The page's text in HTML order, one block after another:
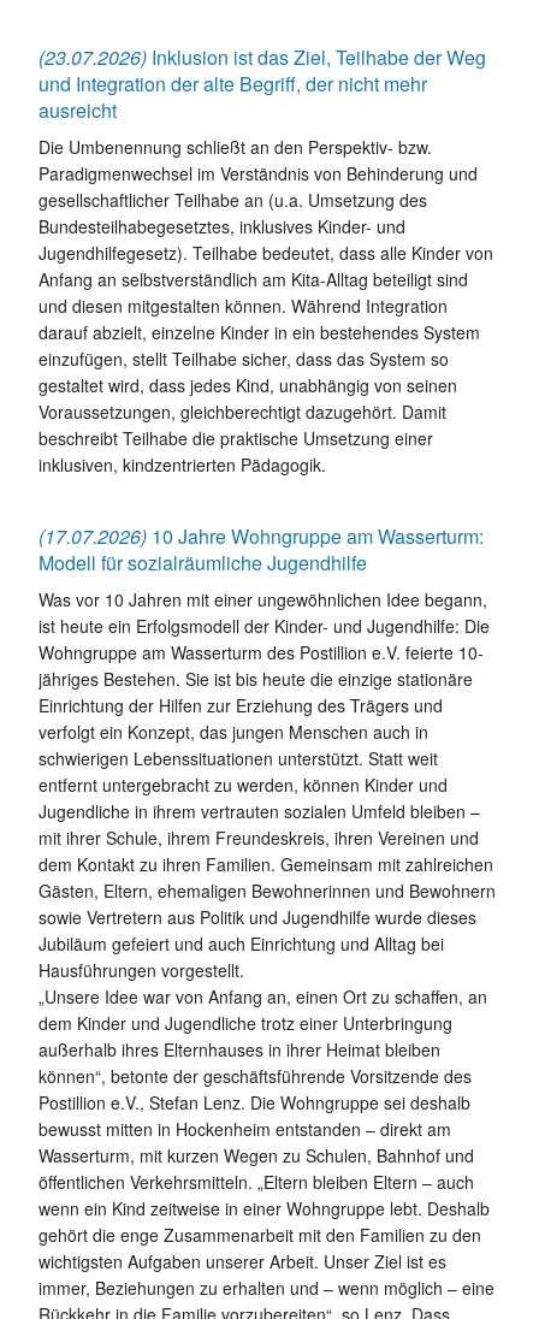
(23.07.2026) Inklusion ist das Ziel, Teilhabe der Weg
und Integration der alte Begriff, der nicht mehr
ausreicht
Die Umbenennung schließt an den Perspektiv- bzw.
Paradigmenwechsel im Verständnis von Behinderung und
gesellschaftlicher Teilhabe an (u.a. Umsetzung des
Bundesteilhabegesetztes, inklusives Kinder- und
Jugendhilfegesetz). Teilhabe bedeutet, dass alle Kinder von
Anfang an selbstverständlich am Kita-Alltag beteiligt sind
und diesen mitgestalten können. Während Integration
darauf abzielt, einzelne Kinder in ein bestehendes System
einzufügen, stellt Teilhabe sicher, dass das System so
gestaltet wird, dass jedes Kind, unabhängig von seinen
Voraussetzungen, gleichberechtigt dazugehört. Damit
beschreibt Teilhabe die praktische Umsetzung einer
inklusiven, kindzentrierten Pädagogik.
(17.07.2026) 10 Jahre Wohngruppe am Wasserturm:
Modell für sozialräumliche Jugendhilfe
Was vor 10 Jahren mit einer ungewöhnlichen Idee begann,
ist heute ein Erfolgsmodell der Kinder- und Jugendhilfe: Die
Wohngruppe am Wasserturm des Postillion e.V. feierte 10-
jähriges Bestehen. Sie ist bis heute die einzige stationäre
Einrichtung der Hilfen zur Erziehung des Trägers und
verfolgt ein Konzept, das jungen Menschen auch in
schwierigen Lebenssituationen unterstützt. Statt weit
entfernt untergebracht zu werden, können Kinder und
Jugendliche in ihrem vertrauten sozialen Umfeld bleiben –
mit ihrer Schule, ihrem Freundeskreis, ihren Vereinen und
dem Kontakt zu ihren Familien. Gemeinsam mit zahlreichen
Gästen, Eltern, ehemaligen Bewohnerinnen und Bewohnern
sowie Vertretern aus Politik und Jugendhilfe wurde dieses
Jubiläum gefeiert und auch Einrichtung und Alltag bei
Hausführungen vorgestellt.
„Unsere Idee war von Anfang an, einen Ort zu schaffen, an
dem Kinder und Jugendliche trotz einer Unterbringung
außerhalb ihres Elternhauses in ihrer Heimat bleiben
können“, betonte der geschäftsführende Vorsitzende des
Postillion e.V., Stefan Lenz. Die Wohngruppe sei deshalb
bewusst mitten in Hockenheim entstanden – direkt am
Wasserturm, mit kurzen Wegen zu Schulen, Bahnhof und
öffentlichen Verkehrsmitteln. „Eltern bleiben Eltern – auch
wenn ein Kind zeitweise in einer Wohngruppe lebt. Deshalb
gehört die enge Zusammenarbeit mit den Familien zu den
wichtigsten Aufgaben unserer Arbeit. Unser Ziel ist es
immer, Beziehungen zu erhalten und – wenn möglich – eine
Rückkehr in die Familie vorzubereiten“, so Lenz. Dass